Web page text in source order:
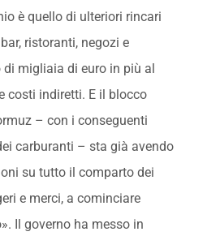
è quello di ulteriori rincari
ristoranti, negozi e
migliaia di euro in più al
costi indiretti. E il blocco
– con i conseguenti
carburanti – sta già avendo
su tutto il comparto dei
e merci, a cominciare
Il governo ha messo in